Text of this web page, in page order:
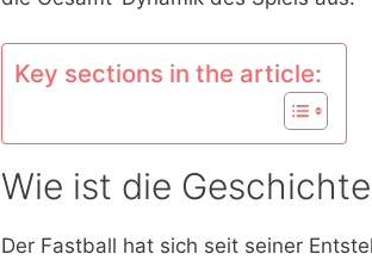
Key sections in the article:
Wie ist die
Der Fastball hat sich seit seiner